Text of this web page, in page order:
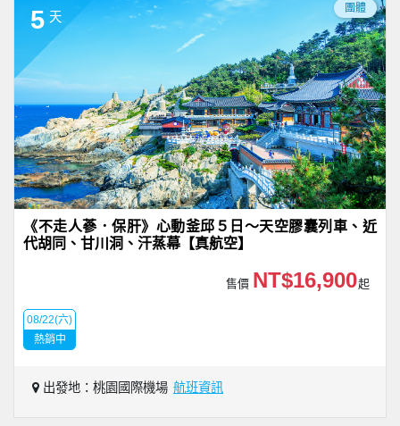
5 天
團體
《不走人蔘．保肝》心動釜邱５日～天空膠囊列車、近
代胡同、甘川洞、汗蒸幕【真航空】
售價 NT$16,900起
08/22(六)
熱銷中
出發地：桃園國際機場 航班資訊